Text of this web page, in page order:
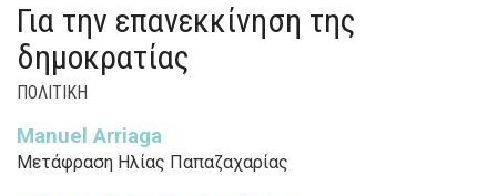
Για την επανεκκίνηση της
δημοκρατίας
ΠΟΛΙΤΙΚΗ
Manuel Arriaga
Μετάφραση Ηλίας Παπαζαχαρίας